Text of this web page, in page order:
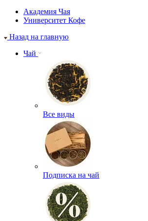
Академия Чая
Университет Кофе
Назад на главную
Чай
Все виды
Подписка на чай